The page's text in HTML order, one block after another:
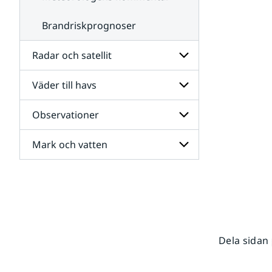
Brandriskprognoser
Radar och satellit
Undersidor
för
Radar
och
satellit
Väder till havs
Undersidor
för
Väder
till
havs
Observationer
Undersidor
för
Mark och vatten
Dela sidan